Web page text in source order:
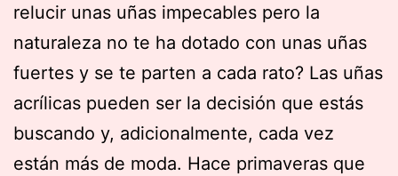
relucir unas uñas impecables pero la
naturaleza no te ha dotado con unas uñas
fuertes y se te parten a cada rato? Las uñas
acrílicas pueden ser la decisión que estás
buscando y, adicionalmente, cada vez
están más de moda. Hace primaveras que